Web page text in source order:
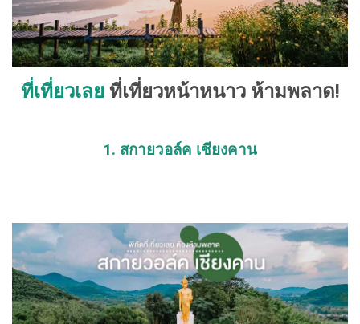
ที่เที่ยวเลย ที่เที่ยวหน้าหนาว ห้ามพลาด!
1. สกายวอล์ค เชียงคาน